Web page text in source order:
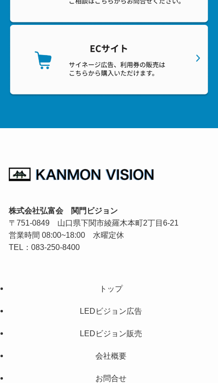
株式会社弘富会 関門ビジョン
〒751-0849 山口県下関市綾羅木本町2丁目6-21
営業時間 08:00~18:00 水曜定休
TEL：083-250-8400
トップ
LEDビジョン広告
LEDビジョン販売
会社概要
お問合せ